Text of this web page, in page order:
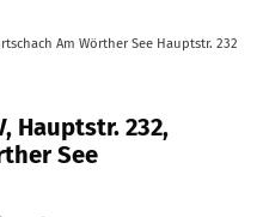
Am Wörther See Hauptstr. 232
Hauptstr. 232,
See